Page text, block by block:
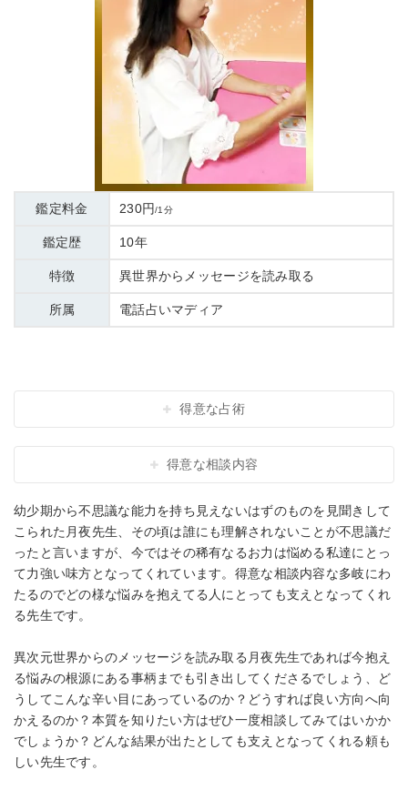
鑑定料金 230円/1分
鑑定歴 10年
特徴 異世界からメッセージを読み取る
所属 電話占いマディア
得意な占術
得意な相談内容
幼少期から不思議な能力を持ち見えないはずのものを見聞きして
こられた月夜先生、その頃は誰にも理解されないことが不思議だ
ったと言いますが、今ではその稀有なるお力は悩める私達にとっ
て力強い味方となってくれています。得意な相談内容な多岐にわ
たるのでどの様な悩みを抱えてる人にとっても支えとなってくれ
る先生です。
異次元世界からのメッセージを読み取る月夜先生であれば今抱え
る悩みの根源にある事柄までも引き出してくださるでしょう、ど
うしてこんな辛い目にあっているのか？どうすれば良い方向へ向
かえるのか？本質を知りたい方はぜひ一度相談してみてはいかか
でしょうか？どんな結果が出たとしても支えとなってくれる頼も
しい先生です。